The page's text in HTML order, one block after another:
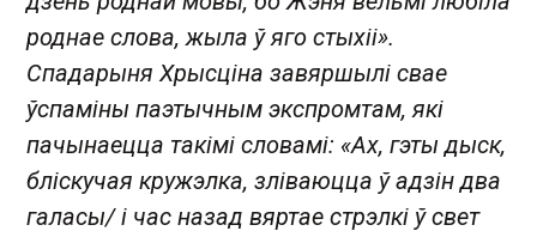
роднае слова, жыла ў яго стыхіі».
Спадарыня Хрысціна завяршылі свае
ўспаміны паэтычным экспромтам, які
пачынаецца такімі словамі: «Ах, гэты дыск,
бліскучая кружэлка, зліваюцца ў адзін два
галасы/ і час назад вяртае стрэлкі ў свет